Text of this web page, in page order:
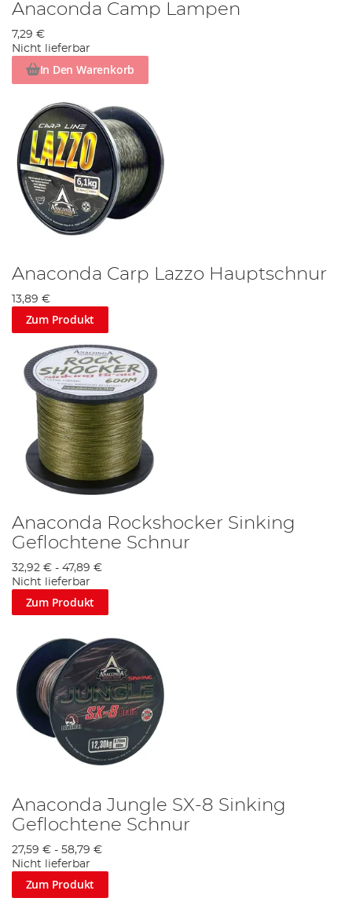
Anaconda Camp Lampen
7,29 €
Nicht lieferbar
In Den Warenkorb
Anaconda Carp Lazzo Hauptschnur
13,89 €
Zum Produkt
Anaconda Rockshocker Sinking
Geflochtene Schnur
32,92 € - 47,89 €
Nicht lieferbar
Zum Produkt
Anaconda Jungle SX-8 Sinking
Geflochtene Schnur
27,59 € - 58,79 €
Nicht lieferbar
Zum Produkt